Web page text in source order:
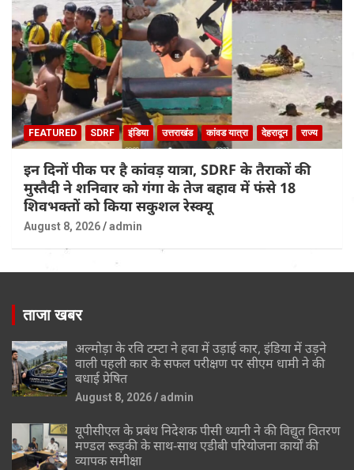
FEATURED SDRF इंडिया उत्तराखंड कांवड यात्रा देहरादून राज्य
इन दिनों पीक पर है कांवड़ यात्रा, SDRF के तैराकों की
मुस्तैदी ने शनिवार को गंगा के तेज बहाव में फंसे 18
शिवभक्तों को किया सकुशल रेस्क्यू
August 8, 2026 admin
ताजा खबर
अल्मोड़ा के रवि टम्टा ने हवा में उड़ाई कार, इंडिया में उड़ने
वाली पहली कार के सफल परीक्षण पर सीएम धामी ने की
बधाई प्रेषित
August 8, 2026 admin
यूपीसीएल के प्रबंध निदेशक पीसी ध्यानी ने की विद्युत वितरण
मण्डल रूड़की के साथ-साथ एडीबी परियोजना कार्यों की
व्यापक समीक्षा